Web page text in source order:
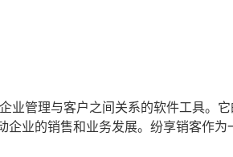
业管理与客户之间关系的软件工具。
业的销售和业务发展。纷享销客作